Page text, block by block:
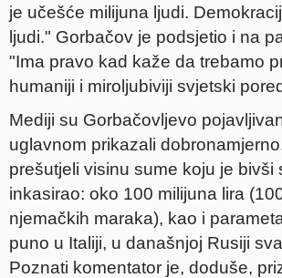
je učešće milijuna ljudi.
ljudi." Gorbačov je podsjetio i na
"Ima pravo kad kaže da trebamo
humaniji i miroljubiviji svjetski
Mediji su Gorbačovljevo
uglavnom prikazali
prešutjeli visinu sume koju je bivši
inkasirao: oko 100 milijuna lira
njemačkih maraka), kao i
puno u Italiji, u današnjoj Rusiji
Poznati komentator je, doduše,